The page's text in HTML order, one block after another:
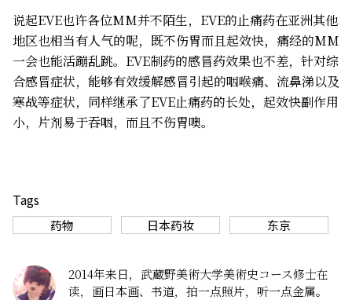
说起EVE也许各位MM并不陌生，EVE的止痛药在亚洲其他
地区也相当有人气的呢，既不伤胃而且起效快，痛经的MM
一会也能活蹦乱跳。EVE制药的感冒药效果也不差，针对综
合感冒症状，能够有效缓解感冒引起的咽喉痛、流鼻涕以及
寒战等症状，同样继承了EVE止痛药的长处，起效快副作用
小，片剂易于吞咽，而且不伤胃噢。
Tags
药物 日本药妆 东京
2014年来日，武蔵野美術大学美術史コース修士在
读，画日本画、书道，拍一点照片，听一点金属。